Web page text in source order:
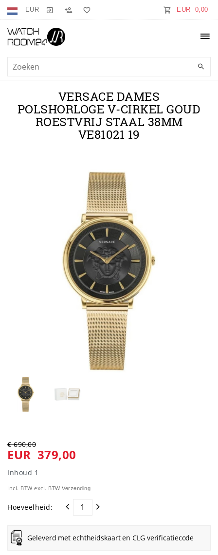
EUR EUR 0,00
VERSACE DAMES
POLSHORLOGE V-CIRKEL GOUD
ROESTVRIJ STAAL 38MM
VE81021 19
€ 690,00
EUR 379,00
Inhoud 1
Incl. BTW excl. BTW Verzending
Hoeveelheid:
Geleverd met echtheidskaart en CLG verificatiecode